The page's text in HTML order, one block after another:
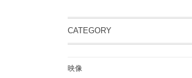
CATEGORY
映像